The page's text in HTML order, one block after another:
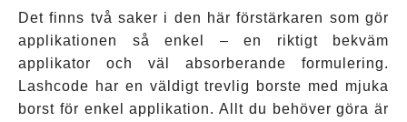
Det finns två saker i den här förstärkaren som gör
applikationen så enkel – en riktigt bekväm
applikator och väl absorberande formulering.
Lashcode har en väldigt trevlig borste med mjuka
borst för enkel applikation. Allt du behöver göra är